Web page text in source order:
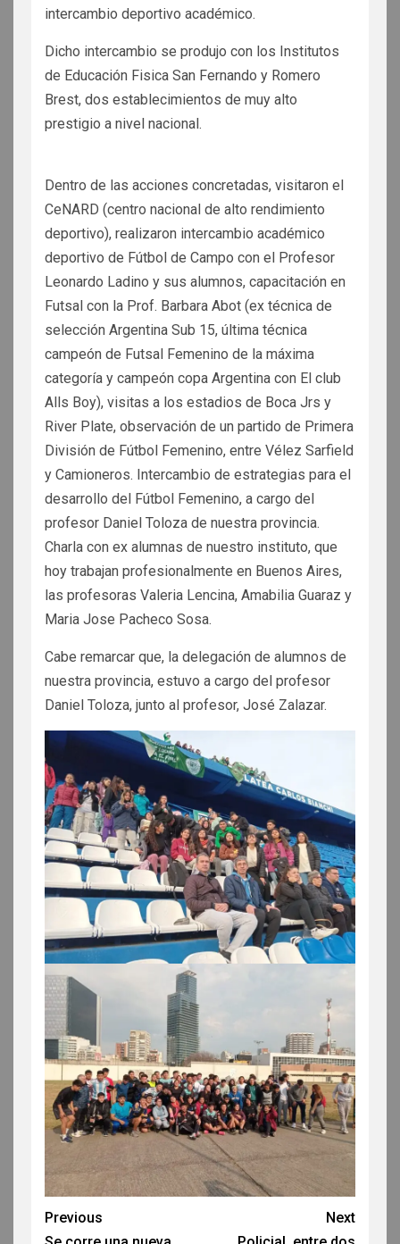
intercambio deportivo académico.
Dicho intercambio se produjo con los Institutos
de Educación Fisica San Fernando y Romero
Brest, dos establecimientos de muy alto
prestigio a nivel nacional.
Dentro de las acciones concretadas, visitaron el
CeNARD (centro nacional de alto rendimiento
deportivo), realizaron intercambio académico
deportivo de Fútbol de Campo con el Profesor
Leonardo Ladino y sus alumnos, capacitación en
Futsal con la Prof. Barbara Abot (ex técnica de
selección Argentina Sub 15, última técnica
campeón de Futsal Femenino de la máxima
categoría y campeón copa Argentina con El club
Alls Boy), visitas a los estadios de Boca Jrs y
River Plate, observación de un partido de Primera
División de Fútbol Femenino, entre Vélez Sarfield
y Camioneros. Intercambio de estrategias para el
desarrollo del Fútbol Femenino, a cargo del
profesor Daniel Toloza de nuestra provincia.
Charla con ex alumnas de nuestro instituto, que
hoy trabajan profesionalmente en Buenos Aires,
las profesoras Valeria Lencina, Amabilia Guaraz y
Maria Jose Pacheco Sosa.
Cabe remarcar que, la delegación de alumnos de
nuestra provincia, estuvo a cargo del profesor
Daniel Toloza, junto al profesor, José Zalazar.
Previous
Next